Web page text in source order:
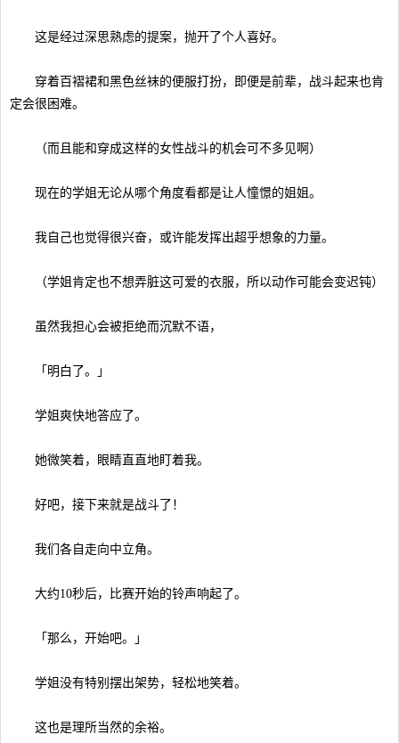
这是经过深思熟虑的提案，抛开了个人喜好。
穿着百褶裙和黑色丝袜的便服打扮，即便是前辈，战斗起来也肯
定会很困难。
（而且能和穿成这样的女性战斗的机会可不多见啊）
现在的学姐无论从哪个角度看都是让人憧憬的姐姐。
我自己也觉得很兴奋，或许能发挥出超乎想象的力量。
（学姐肯定也不想弄脏这可爱的衣服，所以动作可能会变迟钝）
虽然我担心会被拒绝而沉默不语，
「明白了。」
学姐爽快地答应了。
她微笑着，眼睛直直地盯着我。
好吧，接下来就是战斗了！
我们各自走向中立角。
大约10秒后，比赛开始的铃声响起了。
「那么，开始吧。」
学姐没有特别摆出架势，轻松地笑着。
这也是理所当然的余裕。